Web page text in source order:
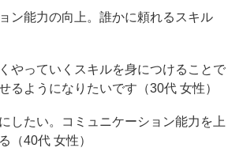
ン能力の向上。誰かに頼れるスキル
やっていくスキルを身につけることで
るようになりたいです（30代 女性）
したい。コミュニケーション能力を上
（40代 女性）